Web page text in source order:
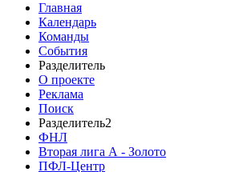
Главная
Календарь
Команды
События
Разделитель
О проекте
Реклама
Поиск
Разделитель2
ФНЛ
Вторая лига А - Золото
ПФЛ-Центр